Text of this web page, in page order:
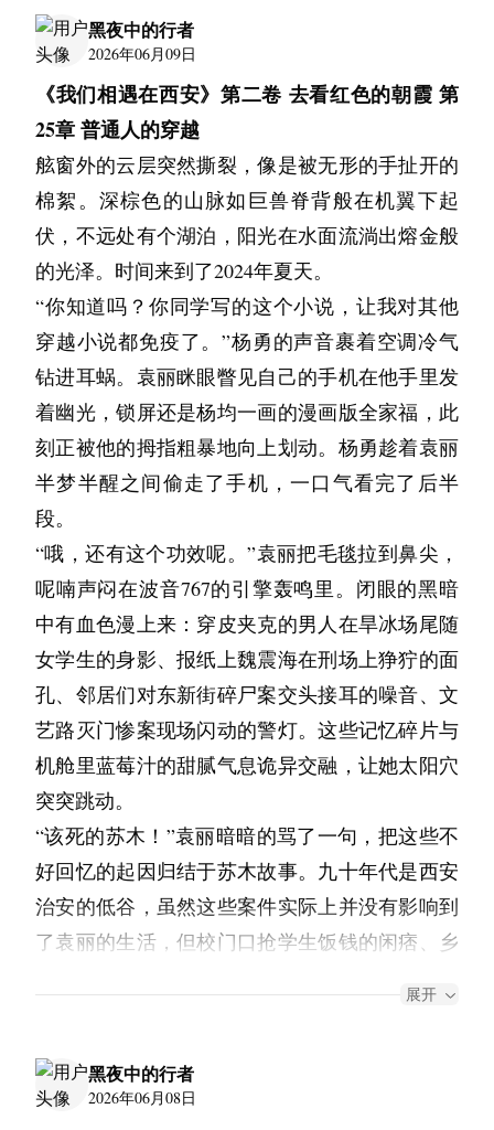
好。”
“我不知道我还能活多久。我查过了，那个病的
数据不太好，但我想不要紧，我有爱我的人，也
有我想要去爱的人了。我有李奶，有我那个笨室
友，还有楼下那棵柿子秋天会结果。这些就够
了。我已经足够幸福了。”
“其实我想告诉他我喜欢他，但我觉得他知道。
不知道也没关系，我会一直陪着他。”
每一篇，都是与我有关的日常琐事。
我们把用不到的东西都收集起来，送到养育中
心。又和院长唠嗑了一阵，独自两人时她跟我
说：“阿然那会在这是很孤僻的，可能也是因为
身子不好，经常一个人待在角落里。但是决定和
你一起离开这里的时候不一样，我第一次见她笑
得那么开心。”
我才意识到，从一开始，我便走进了她的全世
界。没有家人，缺少陪伴的她，渴求着深度的联
结，害怕名为“孤独”的毒药。
冬天之前，李奶有天叫我去吃饭，做了一桌子
菜。我问是不是有什么好事，她说没有，就是一
个人做饭懒得做，多一个人吃得香。
饭桌上她突然说："博文回去之后老念叨你，说
下次来还要跟你打游戏。"
我说随时来。
"记得。"
球。
“一个人可以吗？”我送他到飞机场。
他自信地拍拍胸脯，回应道：“你爹可是谁啊，
就这么点距离轻轻松松，下次你要见到我可是要
好几年喽！”
望着这个男人远去的背影，不禁泪眼婆娑。
我终于亲身体会到母亲眼中的英雄了。那是能够
承载无数人的回忆，爱与救赎的英雄啊。那是我
和母亲深深爱着的，独属于我们的英雄啊。
被杨均一那股认真劲儿逗得笑出声来。她的笑声
和Sophia的欢叫声交织在一起，把午后的阳光衬
托得格外温暖。
“还是当小孩子好啊！”袁丽站在苏木身后，不由
得感慨。
“我们的父母当年可能也是这么说的。”苏木侧过
头笑着回答，脸上的酒窝还带着些少女时代的印
记。
秋千旁边有一些国内社区常见的简易健身器材，
袁丽走过去挑了一个像是仰卧起坐的器材，一屁
股坐了下去，用手捂着嘴连打了几个哈欠。
“这才几点钟啊？”苏木踱步过来，靠在单杠的柱
子上，继续看着两个孩子荡秋千。
“这两天没睡好，困！”袁丽继续打着哈欠，其实
刚才在车上她就已经困了，只是魏师傅不停的说
话，她才没有睡着。
“哎呦！”苏木做出一个惊讶的表情，夸张的捂住
嘴，“这个年纪了，这小别胜新婚也要适度啊！”
说完，就低声地笑了起来。
袁丽对着苏木翻了个白眼，故意做的很是夸张，
这个动作是苏木在高中时代传染给其他三人的。
于是，苏木就笑得更厉害了。直到两个孩子从秋
千上跳了下来，爬上了旁边的滑梯，苏木才收住
了笑容，走过去扶了一把爬梯子时摇摇晃晃的
Sophia。
事实上，袁丽这几天确实没有睡好。这自然和
“小别胜新婚”没有任何关系。正相反，她这几天
觉。自从那天和苏木在东新街夜市上喝了个昏天
头：
“和陈诚的那些记忆，到底是幻觉还是被改变的
的爱情？”
我嚼着里脊肉说：“何谓’纯洁的爱情’呢？”
陈墨说就是：“我跟她脱光了睡在一起都不会起
生理反应，跟她在一起有任何的邪念都觉得是玷
污了她……”
当陈墨跟我们说完这句话的时候，我嘴里的里脊
肉和啤酒一下子喷了出来，疯笑起来，混蛋，这
是最后一口了，不能让我咽下去吗？
老夏幽幽的说：也就是你对着AV打飞机打到热火
朝天的时候，想到了她那你是不是就立马软了？
我说，这样的话，那个女的该开心呢还是该难过
呢？自己成功做到让一个男的对她没有非分之想
也是蛮拼的。
我们都笑翻在地上，陈墨趴在桌上嘴巴里喃喃的
骂着：傻逼。
等我从地上爬起来的时候，发现陈墨已经睡着
了。
而那天，正是夏楠结婚的日子。
在漫长的生命里，我们总会爱上一个人最后因为
太多太多的借口而彼此走散，这并不奇怪，也无
须难过，因为这些爱是需要埋葬起来珍藏的。
感谢那些爱过的姑娘们，希望你们在未来的生活
里能一切安好，幸福到老，回忆起过去的时候，
顺便把我也想一下，在我打喷嚏的时候，我就能
在心里默默的祝福你们了。
希望未来的我在弥留之际能穿越到时光的维度
里，我一定回到那年，重新复习我们相爱的那一
页，让我们在那一页的书里继续爱着吧。
里面有的词，更不是中文。我们中文要怎么样表
晚。像是苍天一把醉倒，酒杯碎撒云裳。那世界
最美的一刻，便是酒从杯中撒出那瞬，精妙的色
彩猛烈地绽放，却又还没有被重重地砸在地面。
不是白天与黑夜被分开了，而是人被这景象震撼
到无力去思考，去分辨，甚至于连一个专用的名
词都想象不出来。大家无法用一个简单的词汇去
描述它，甚至连感受这一刻的全部都难以做到。
黄昏只是一个平淡的时间划分，傍晚是一个更宽
泛而非指代的时段。真的见到这般破碎之美，谁
又能够置身世外呢。假如下班的大巴车后排，转
过头看见这般景象还沉得住气低头玩手机，真觉
得枉费来活这一世。每一天那么多的时间都在路
上，每一天要做这么多的事情，竟然此时此刻的
空闲恰恰好能看见这个景象，怎样能不动容。我
总是在一片看不清自己的迷雾里，阳光愈晒愈发
眼花，到了夜里才终于沉静了。什么也不用必须
看见，什么也不用担心，但也不再能改变白天的
任何。或许此时此刻才会明白割这个词的意义，
落日倾尽了一切的力气，空气作棱镜折射云彩皎
虹，满天晶萃震荡波漾，明明光是柔和，却如一
把利剑刺破了心扉。它模糊了我与世界的界限，
此时才发现，原来自己与世界、我与他人之间是
有那么一片虽然狭窄，仅归一瞬的“かたわれ
時”。那从飞瀑一跃而下，是激昂，像是白雪尽
染嫣红的动容，是生命尚息方能觉之美。
五月三十一日
以示安慰。池杉听到李涛的揶揄，难得没有反
池杉和李涛都背着书包，手里拿着车钥匙，还没
有进车棚取自行车，今天难得理科班放学这么
早。苏木也没心情跟两人闲扯，点了点头算是感
谢了两人的安慰，骑上车头也不回地往平时习惯
的路线上骑去。
那一天整个晚上，苏木都觉得天旋地转，浑浑噩
噩的熬到上床睡觉，狠狠地流了一晚上的眼泪，
半梦半醒之间，总是听到邻居家的电视机里在放
着熟悉的旋律“……没料到我所失的，竟已是我
的所有”。
几天后的一个下午，轮到苏木值日，打扫完卫生
走出教室的时候，她看到池杉正趴着洗手间外的
栏杆上往这边张望。教学楼是个L型建筑，洗手
间都安排在L的短边，那个位置可以看到所有班
级进出情况，通常是老师蹲守的据点。
“你怎么在这？”苏木装作上洗手间，出来的时候
发现池杉还没有走。
“给你送稿费来了”说着，池杉从书包里掏出几袋
锅巴，“张勇说最后还是用了一小段，我们两个
一起吃了十个羊肉串。我这可是亏大了，你这几
袋锅巴价值最起码也是十串。”
九十年代西安的羊肉串都是小串，羊肉切成薄片
穿在自行车辐条上，一毛钱一串，别看吃了一大
把，其实肉不多钱也不多，所以大家在夜市上基
本上都是以十串为单位买。
听到这个消息，苏木心头感到一阵轻松，这么说
得见面尴尬。于是顺手拆了一包，把撕开的袋子
转向给池杉：“哦，你的回扣！”
黑夜中的行者
2026年06月09日
《我们相遇在西安》第二卷 去看红色的朝霞 第
25章 普通人的穿越
舷窗外的云层突然撕裂，像是被无形的手扯开的
棉絮。深棕色的山脉如巨兽脊背般在机翼下起
伏，不远处有个湖泊，阳光在水面流淌出熔金般
的光泽。时间来到了2024年夏天。
“你知道吗？你同学写的这个小说，让我对其他
穿越小说都免疫了。”杨勇的声音裹着空调冷气
钻进耳蜗。袁丽眯眼瞥见自己的手机在他手里发
着幽光，锁屏还是杨均一画的漫画版全家福，此
刻正被他的拇指粗暴地向上划动。杨勇趁着袁丽
半梦半醒之间偷走了手机，一口气看完了后半
段。
“哦，还有这个功效呢。”袁丽把毛毯拉到鼻尖，
呢喃声闷在波音767的引擎轰鸣里。闭眼的黑暗
中有血色漫上来：穿皮夹克的男人在旱冰场尾随
女学生的身影、报纸上魏震海在刑场上狰狞的面
孔、邻居们对东新街碎尸案交头接耳的噪音、文
艺路灭门惨案现场闪动的警灯。这些记忆碎片与
机舱里蓝莓汁的甜腻气息诡异交融，让她太阳穴
突突跳动。
“该死的苏木！”袁丽暗暗的骂了一句，把这些不
好回忆的起因归结于苏木故事。九十年代是西安
治安的低谷，虽然这些案件实际上并没有影响到
了袁丽的生活，但校门口抢学生饭钱的闲痞、乡
杨勇突然凑近，温热的呼吸喷在她耳垂：“你看
展开
黑夜中的行者
2026年06月08日